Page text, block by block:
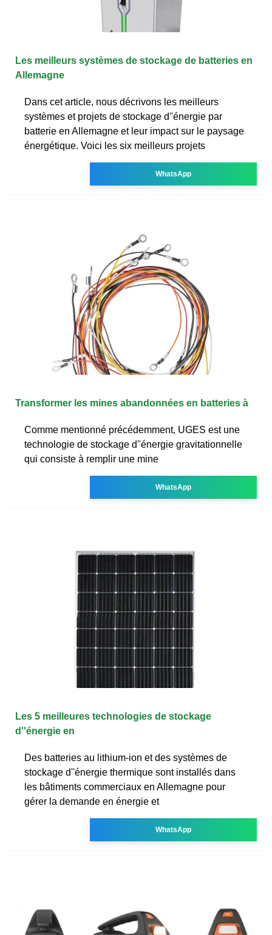
Les meilleurs systèmes de stockage de batteries en
Allemagne
Dans cet article, nous décrivons les meilleurs
systèmes et projets de stockage d''énergie par
batterie en Allemagne et leur impact sur le paysage
énergétique. Voici les six meilleurs projets
WhatsApp
Transformer les mines abandonnées en batteries à
Comme mentionné précédemment, UGES est une
technologie de stockage d''énergie gravitationnelle
qui consiste à remplir une mine
WhatsApp
Les 5 meilleures technologies de stockage
d''énergie en
Des batteries au lithium-ion et des systèmes de
stockage d''énergie thermique sont installés dans
les bâtiments commerciaux en Allemagne pour
gérer la demande en énergie et
WhatsApp